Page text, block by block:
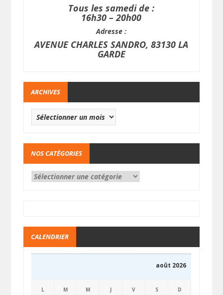
Tous les samedi de :
16h30 – 20h00
Adresse :
AVENUE CHARLES SANDRO, 83130 LA
GARDE
ARCHIVES
NOS CATÉGORIES
CALENDRIER
août 2026
L M M J V S D